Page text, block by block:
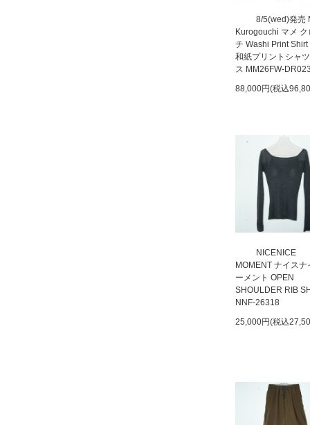
8/5(wed)発売
Kurogouchi マメ ク
チ Washi Print Shirt
和紙プリントシャ
ス MM26FW-
88,000円(税込
NICENICE
MOMENT ナイスナ
ーメント OPEN
SHOULDER RIB
NNF-26318
25,000円(税込